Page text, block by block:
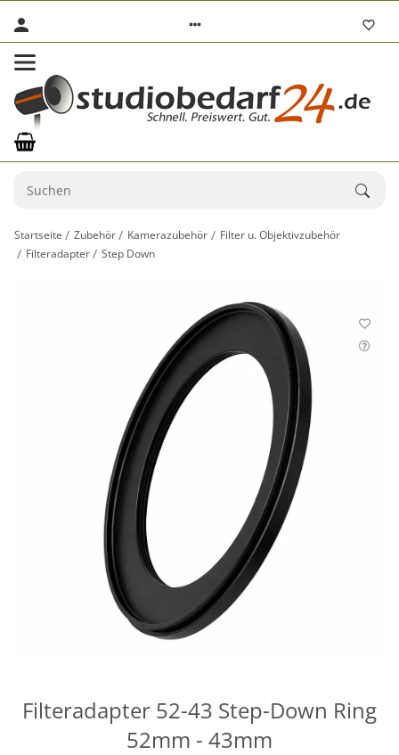
Startseite Zubehör Kamerazubehör
Filter u. Objektivzubehör
Filteradapter
Step Down
Filteradapter 52-43 Step-Down Ring
52mm - 43mm